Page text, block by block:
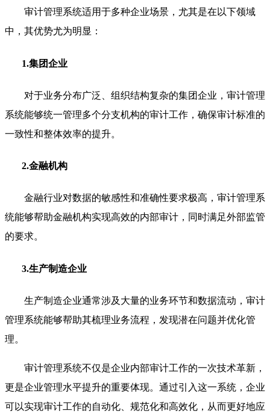
审计管理系统适用于多种企业场景，尤其是在以下领域
中，其优势尤为明显：
1.集团企业
对于业务分布广泛、组织结构复杂的集团企业，审计管理
系统能够统一管理多个分支机构的审计工作，确保审计标准的
一致性和整体效率的提升。
2.金融机构
金融行业对数据的敏感性和准确性要求极高，审计管理系
统能够帮助金融机构实现高效的内部审计，同时满足外部监管
的要求。
3.生产制造企业
生产制造企业通常涉及大量的业务环节和数据流动，审计
管理系统能够帮助其梳理业务流程，发现潜在问题并优化管
理。
审计管理系统不仅是企业内部审计工作的一次技术革新，
更是企业管理水平提升的重要体现。通过引入这一系统，企业
可以实现审计工作的自动化、规范化和高效化，从而更好地应